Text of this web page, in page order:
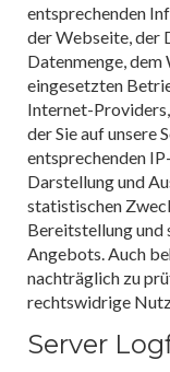
entsprechenden
der Webseite, der
Datenmenge, dem
eingesetzten
Internet-
der Sie auf unsere
entsprechenden
Darstellung und
statistischen
Bereitstellung und
Angebots. Auch
nachträglich zu
rechtswidrige
Server